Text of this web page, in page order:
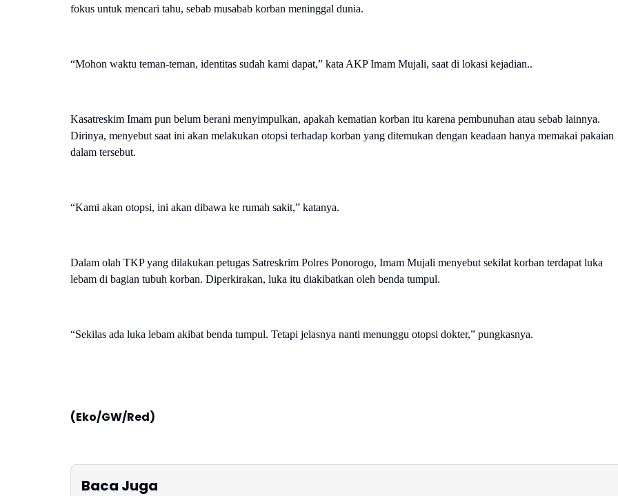
fokus untuk mencari tahu, sebab musabab korban meninggal dunia.
“Mohon waktu teman-teman, identitas sudah kami dapat,” kata AKP Imam Mujali, saat di lokasi kejadian..
Kasatreskim Imam pun belum berani menyimpulkan, apakah kematian korban itu karena pembunuhan atau sebab lainnya.
Dirinya, menyebut saat ini akan melakukan otopsi terhadap korban yang ditemukan dengan keadaan hanya memakai pakaian
dalam tersebut.
“Kami akan otopsi, ini akan dibawa ke rumah sakit,” katanya.
Dalam olah TKP yang dilakukan petugas Satreskrim Polres Ponorogo, Imam Mujali menyebut sekilat korban terdapat luka
lebam di bagian tubuh korban. Diperkirakan, luka itu diakibatkan oleh benda tumpul.
“Sekilas ada luka lebam akibat benda tumpul. Tetapi jelasnya nanti menunggu otopsi dokter,” pungkasnya.
(Eko/GW/Red)
Baca Juga